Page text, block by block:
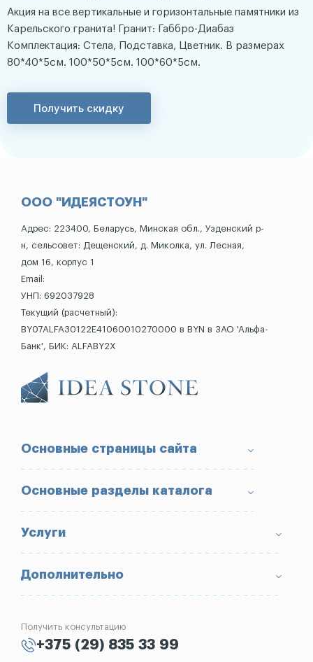
Акция на все вертикальные и горизонтальные памятники из
Карельского гранита! Гранит: Габбро-Диабаз
Комплектация: Стела, Подставка, Цветник. В размерах
80*40*5см. 100*50*5см. 100*60*5см.
Получить скидку
ООО "ИДЕЯСТОУН"
Адрес: 223400, Беларусь, Минская обл., Узденский р-
н, сельсовет: Дещенский, д. Миколка, ул. Лесная,
дом 16, корпус 1
Email:
УНП: 692037928
Текущий (расчетный):
BY07ALFA30122E41060010270000 в BYN в ЗАО 'Альфа-
Банк', БИК: ALFABY2X
Основные страницы сайта
О компании
Доставка и оплата
Условия возврата товара
Портфолио
Вопрос-Ответ
Блог
Контакты
Основные разделы каталога
Памятники
Ограды
Надгробные плиты
Вазы
Услуги
Благоустройство могил
Изготовление памятников
Рассрочка на памятник
Дополнительно
Получить консультацию
+375 (29) 835 33 99